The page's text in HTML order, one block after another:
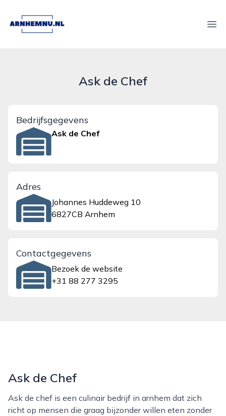
arnhemnu.nl
Ask de Chef
Bedrijfsgegevens
Ask de Chef
Adres
Johannes Huddeweg 10
6827CB Arnhem
Contactgegevens
Bezoek de website
+31 88 277 3295
Ask de Chef
Ask de chef is een culinair bedrijf in arnhem dat zich
richt op mensen die graag bijzonder willen eten zonder